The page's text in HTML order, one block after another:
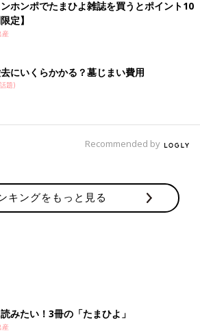
ホンポでたまひよ雑誌を買うとポイント10
定】
産
にいくらかかる？墓じまい費用
題)
Recommended by
キングをもっと見る
みたい！3冊の「たまひよ」
産